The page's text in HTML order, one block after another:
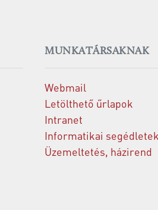
MUNKATÁRSAKNAK
Webmail
Letölthető űrlapok
Intranet
Informatikai segédletek
Üzemeltetés, házirend